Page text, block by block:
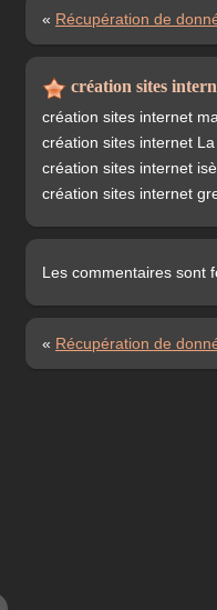
« Récupération de
création sites
création sites internet
création sites internet
création sites internet
création sites internet
Les commentaires sont
« Récupération de